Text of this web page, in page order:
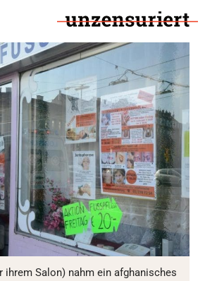
ihrem Salon) nahm ein afghanisches